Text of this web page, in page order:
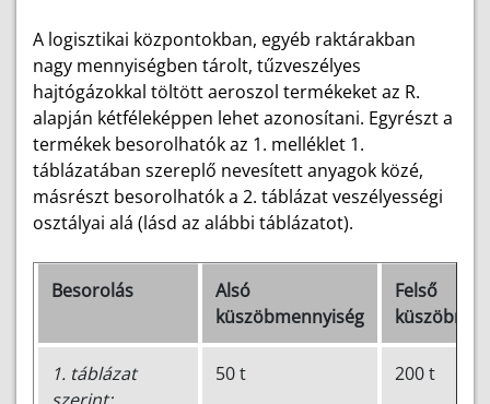
A logisztikai központokban, egyéb raktárakban
nagy mennyiségben tárolt, tűzveszélyes
hajtógázokkal töltött aeroszol termékeket az R.
alapján kétféleképpen lehet azonosítani. Egyrészt a
termékek besorolhatók az 1. melléklet 1.
táblázatában szereplő nevesített anyagok közé,
másrészt besorolhatók a 2. táblázat veszélyességi
osztályai alá (lásd az alábbi táblázatot).
Besorolás
Alsó
küszöbmennyiség
Felső
1. táblázat
50 t 200 t